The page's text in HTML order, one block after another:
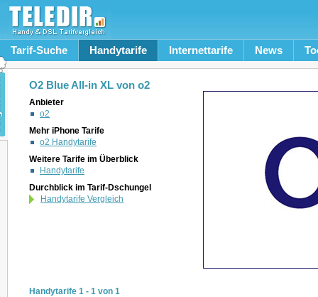
Tarif-Suche Handytarife Internettarife News
O2 Blue All-in XL von o2
Anbieter
o2
Mehr iPhone Tarife
o2 Handytarife
Weitere Tarife im Überblick
Handytarife
Durchblick im Tarif-Dschungel
Handytarife Vergleich
Handytarife 1 - 1 von 1